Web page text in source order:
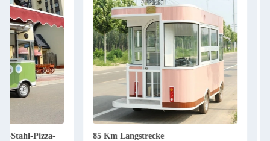
85 Km Langstrecke